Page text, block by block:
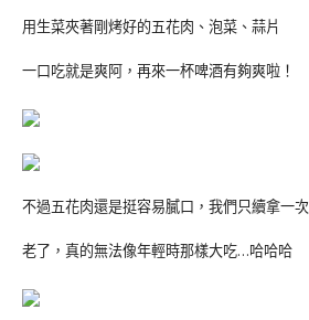
用生菜夾著剛烤好的五花肉、泡菜、蒜片
一口吃就是爽阿，再來一杯啤酒有夠爽啦！
不過五花肉還是挺容易膩口，我們只續拿一次
老了，真的無法像年輕時那樣大吃…哈哈哈